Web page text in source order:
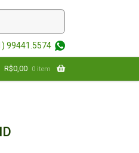
99441.5574
R$0,00 0 item